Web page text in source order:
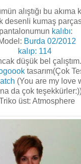
alıştığı bu akıma
kumaş
pantalonumun kalıbı:
Burda 02/2012
kalıp: 114
düşük bel
tasarım(Çok
(You are my love
da çok
üst: Atmosphere